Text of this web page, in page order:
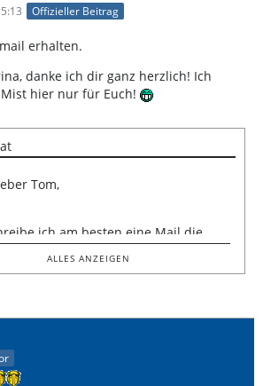
Offizieller Beitrag
erhalten.
danke ich dir ganz herzlich! Ich
hier nur für Euch!
Tom,
ich am besten eine Mail die
ausdrückt aber nicht
31 Jahre jung und ich bin quasi
Raider aufgewachsen.
ALLES ANZEIGEN